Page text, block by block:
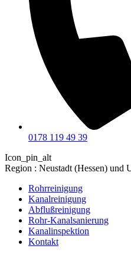
0178 119 49 39
Icon_pin_alt
Region : Neustadt (Hessen) und
Rohrreinigung
Kanalreinigung
Abflußreinigung
Rohr-Kanalsanierung
Kanalinspektion
Kontakt